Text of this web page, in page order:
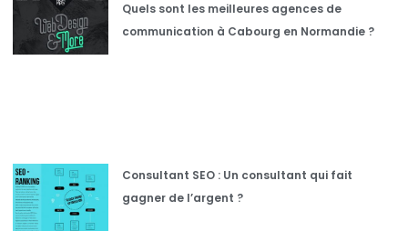
Quels sont les meilleures agences de
communication à Cabourg en Normandie ?
Consultant SEO : Un consultant qui fait
gagner de l’argent ?